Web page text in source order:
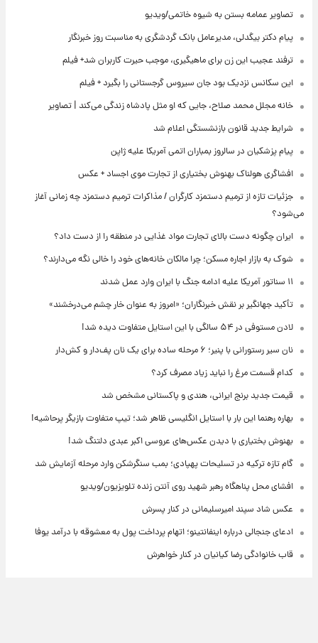
تصاویر عمامه بستن به شیوه خاتمی/ویدیو
پیام دکتر بیگدلی، مدیرعامل بانک گردشگری به مناسبت روز خبرنگار
ترفند عجیب این زن برای ماهیگیری، موجب حیرت کاربران شد+ فیلم
این سکانس نزدیک بود جان سیروس گرجستانی را بگیرد + فیلم
خانه مجلل محمد صلاح، جایی که او مثل پادشاه زندگی می‌کند | تصاویر
شرایط جدید قانون بازنشستگی اعلام شد
پیام پزشکیان در سالروز بمباران اتمی آمریکا علیه ژاپن
افشاگری هولناک بهنوش بختیاری از تجارت موی اجساد + عکس
جزئیات تازه از ترمیم دستمزد کارگران / مذاکرات ترمیم دستمزد چه زمانی آغاز
می‌شود؟
ایران چگونه دست بالای تجارت مواد غذایی در منطقه را از دست داد؟
شوک به بازار اجاره مسکن؛ چرا مالکان خانه‌های خود را خالی نگه می‌دارند؟
۱۱ سناتور آمریکا علیه ادامه جنگ با ایران وارد عمل شدند
تأکید جهانگیر بر نقش خبرنگاران؛ «امروز به عنوان خار چشم می‌درخشند»
لادن مستوفی در ۵۴ سالگی با این استایل متفاوت دیده شد!
نان سیر رستورانی با پنیر؛ ۶ مرحله ساده برای یک نان پف‌دار و کش‌دار
کدام قسمت مرغ را نباید زیاد مصرف کرد؟
قیمت جدید برنج ایرانی، هندی و پاکستانی مشخص شد
بهاره رهنما این بار با استایل انگلیسی ظاهر شد؛ تیپ متفاوت بازیگر پرحاشیه!
بهنوش بختیاری با دیدن عکس‌های عروسی اکبر عبدی دلتنگ شد!
گام تازه ترکیه در تسلیحات پهپادی؛ بمب سنگرشکن وارد مرحله آزمایش شد
افشای محل پناهگاه‌ رهبر شهید روی آنتن زنده تلویزیون/ویدیو
عکس شاد سپند امیرسلیمانی در کنار پسرش
ادعای جنجالی درباره اینفانتینو؛ اتهام پرداخت پول به معشوقه با درآمد یوفا
قاب خانوادگی رضا کیانیان در کنار خواهرش